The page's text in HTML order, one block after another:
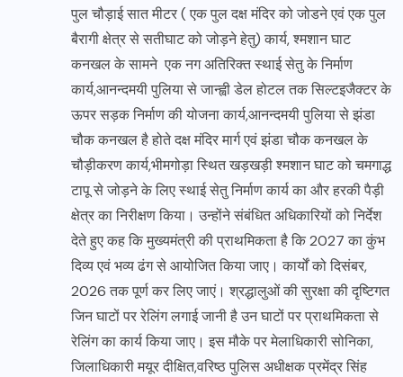
पुल चौड़ाई सात मीटर ( एक पुल दक्ष मंदिर को जोडने एवं एक पुल
बैरागी क्षेत्र से सतीघाट को जोड़ने हेतु) कार्य, श्मशान घाट
कनखल के सामने एक नग अतिरिक्त स्थाई सेतु के निर्माण
कार्य,आनन्दमयी पुलिया से जान्ह्वी डेल होटल तक सिल्टइजैक्टर के
ऊपर सड़क निर्माण की योजना कार्य,आनन्दमयी पुलिया से झंडा
चौक कनखल है होते दक्ष मंदिर मार्ग एवं झंडा चौक कनखल के
चौड़ीकरण कार्य,भीमगोड़ा स्थित खड़खड़ी श्मशान घाट को चमगाद्ध
टापू से जोड़ने के लिए स्थाई सेतु निर्माण कार्य का और हरकी पैड़ी
क्षेत्र का निरीक्षण किया। उन्होंने संबंधित अधिकारियों को निर्देश
देते हुए कह कि मुख्यमंत्री की प्राथमिकता है कि 2027 का कुंभ
दिव्य एवं भव्य ढंग से आयोजित किया जाए। कार्यों को दिसंबर,
2026 तक पूर्ण कर लिए जाएं। श्रद्धालुओं की सुरक्षा की दृष्टिगत
जिन घाटों पर रेलिंग लगाई जानी है उन घाटों पर प्राथमिकता से
रेलिंग का कार्य किया जाए। इस मौके पर मेलाधिकारी सोनिका,
जिलाधिकारी मयूर दीक्षित,वरिष्ठ पुलिस अधीक्षक प्रमेंद्र सिंह